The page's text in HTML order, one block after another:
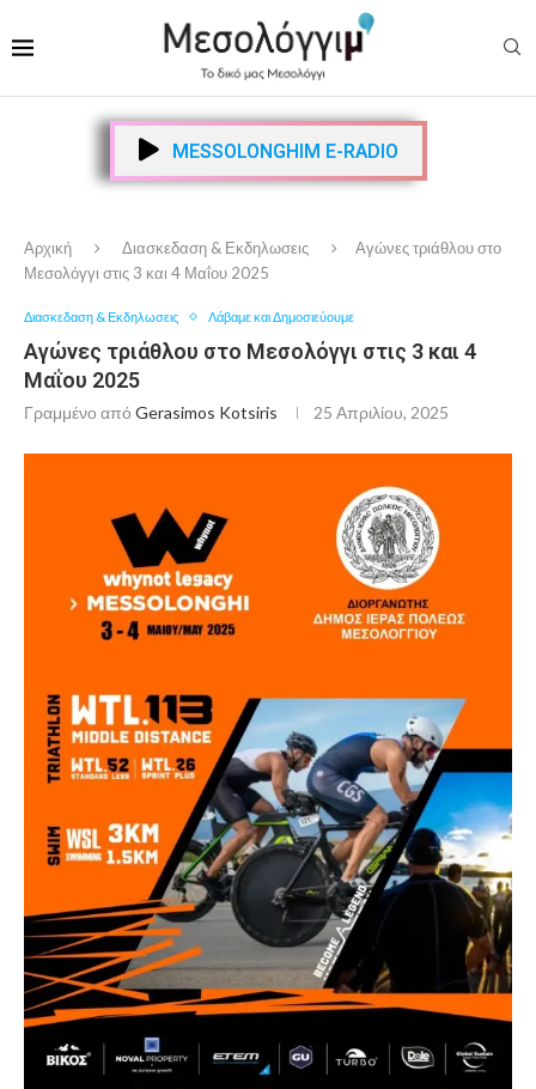
MESSOLONGHIM E-RADIO
Αρχική Διασκεδαση & Εκδηλωσεις
Αγώνες τριάθλου στο
Μεσολόγγι στις 3 και 4 Μαΐου 2025
Διασκεδαση & Εκδηλωσεις Λάβαμε και Δημοσιεύουμε
Αγώνες τριάθλου στο Μεσολόγγι στις 3 και 4
Μαΐου 2025
Γραμμένο από Gerasimos Kotsiris 25 Απριλίου, 2025